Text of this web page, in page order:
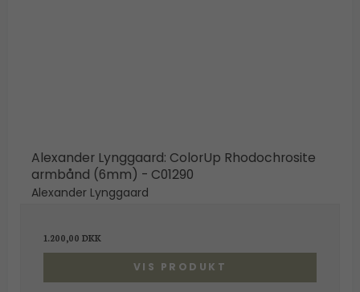
Alexander Lynggaard: ColorUp Rhodochrosite
armbånd (6mm) - C01290
Alexander Lynggaard
1.200,00 DKK
VIS PRODUKT